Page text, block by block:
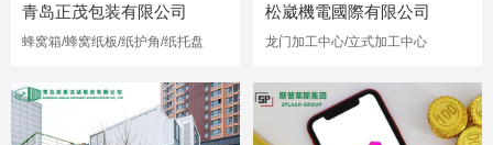
青岛正茂包装有限公司
蜂窝箱/蜂窝纸板/纸护角/纸托盘
松崴機電國際有限公司
龙门加工中心/立式加工中心